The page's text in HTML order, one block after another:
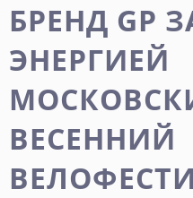
БРЕНД GP
ЭНЕРГИЕЙ
ВЕСЕННИЙ